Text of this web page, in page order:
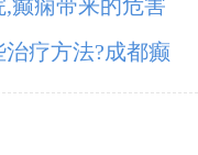
癫痫带来的危害
疗方法?成都癫